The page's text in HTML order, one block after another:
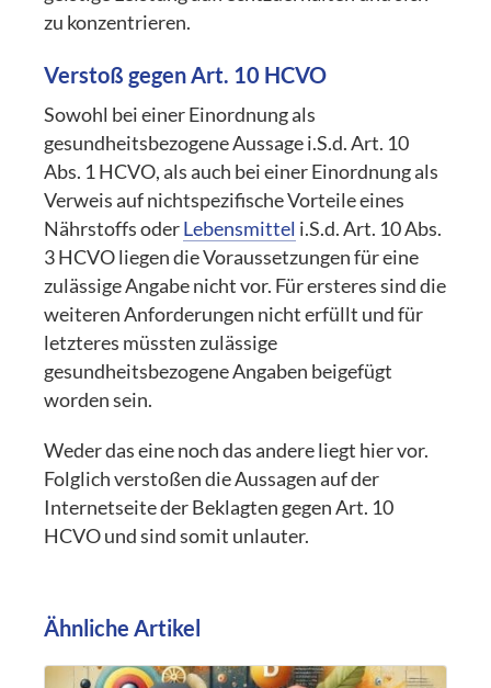
zu konzentrieren.
Verstoß gegen Art. 10 HCVO
Sowohl bei einer Einordnung als
gesundheitsbezogene Aussage i.S.d. Art. 10
Abs. 1 HCVO, als auch bei einer Einordnung als
Verweis auf nichtspezifische Vorteile eines
Nährstoffs oderLebensmittel i.S.d. Art. 10 Abs.
3 HCVO liegen die Voraussetzungen für eine
zulässige Angabe nicht vor. Für ersteres sind die
weiteren Anforderungen nicht erfüllt und für
letzteres müssten zulässige
gesundheitsbezogene Angaben beigefügt
worden sein.
Weder das eine noch das andere liegt hier vor.
Folglich verstoßen die Aussagen auf der
Internetseite der Beklagten gegen Art. 10
HCVO und sind somit unlauter.
Ähnliche Artikel